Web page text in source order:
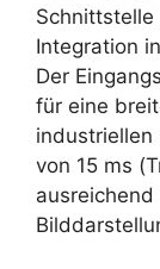
Integration
Der
für eine
industriellen
von 15 ms